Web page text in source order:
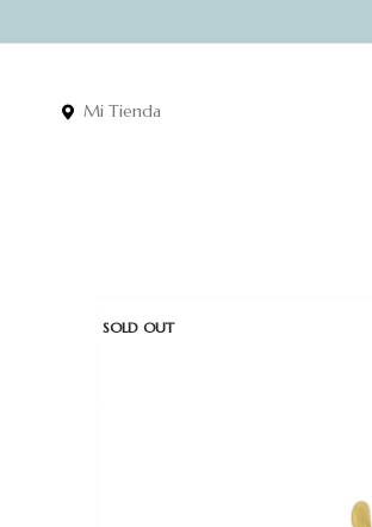
Mi Tienda
SOLD OUT